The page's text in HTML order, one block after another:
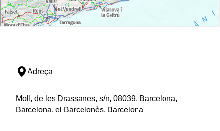
Adreça
Moll, de les Drassanes, s/n, 08039, Barcelona,
Barcelona, el Barcelonès, Barcelona